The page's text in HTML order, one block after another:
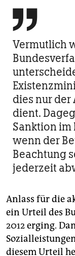

Vermutlich
dies nur
dient.
Sanktion im
wenn der
Beachtung
jederzeit
Anlass für die
ein Urteil des
2012 erging.
diesem Urteil